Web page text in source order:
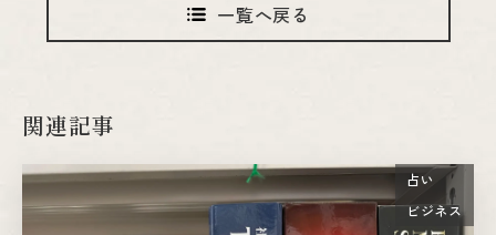
一覧へ戻る
関連記事
占い
ビジネス